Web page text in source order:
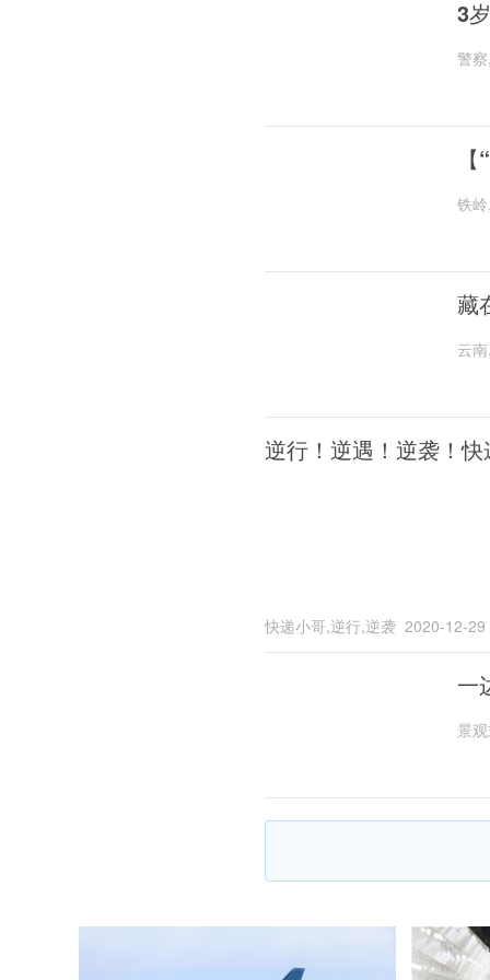
3
警
铁
藏
云
逆行！逆遇！逆袭！
快递小哥,逆行,逆袭 2020-12-29
一
景